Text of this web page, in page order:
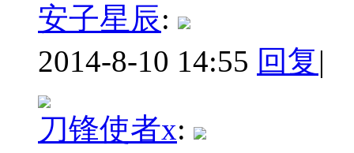
安子星辰:
2014-8-10 14:55 回复|
刀锋使者x: